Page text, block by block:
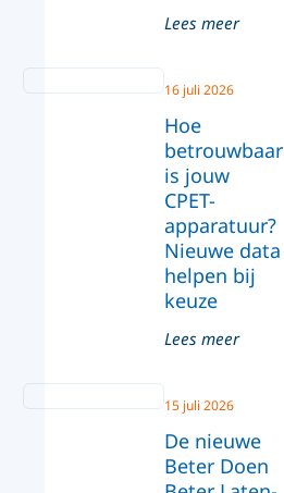
Lees meer
Hoe
betrouwbaar
is jouw
CPET-
apparatuur?
Nieuwe data
helpen bij
keuze
16 juli 2026
Lees meer
De nieuwe
Beter Doen
15 juli 2026